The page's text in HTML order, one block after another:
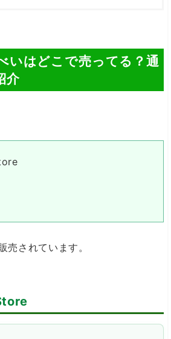
いはどこで売ってる？通
介
売されています。